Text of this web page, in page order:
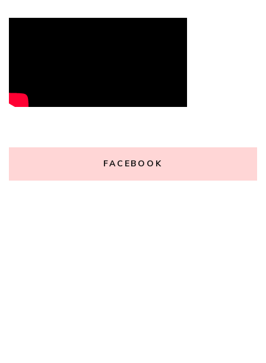
FACEBOOK